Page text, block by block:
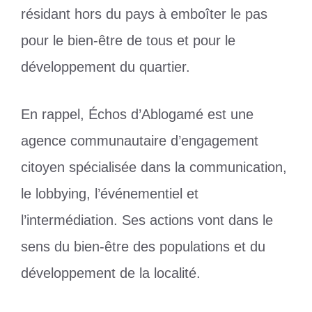
résidant hors du pays à emboîter le pas
pour le bien-être de tous et pour le
développement du quartier.
En rappel, Échos d’Ablogamé est une
agence communautaire d’engagement
citoyen spécialisée dans la communication,
le lobbying, l’événementiel et
l’intermédiation. Ses actions vont dans le
sens du bien-être des populations et du
développement de la localité.